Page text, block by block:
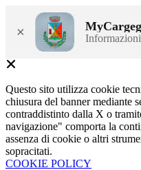
×
Questo sito utilizza cookie
chiusura del banner mediante
contraddistinto dalla X o
navigazione" comporta la
assenza di cookie o altri
sopracitati.
COOKIE POLICY